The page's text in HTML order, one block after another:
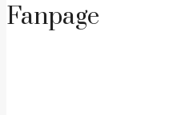
Fanpage